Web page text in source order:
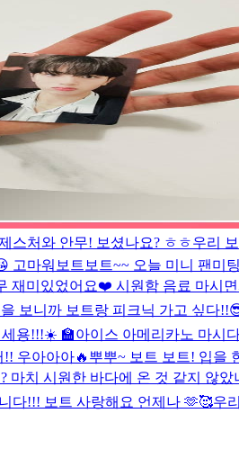
스처와 안무! 보셨나요? ㅎㅎ우리
고마워 보트보트~~ 오늘 미니 팬미
재미있었어요❤️ 시원함 음료 마시
보니까 보트랑 피크닉 가고 싶다
세용!!!☀️ 🏫아이스 아메리카노 마시
우아아아🔥 뿌뿌~ 보트 보트! 입을
마치 시원한 바다에 온 것 같지 않
다!!! 보트 사랑해요 언제나 🫶🥰우